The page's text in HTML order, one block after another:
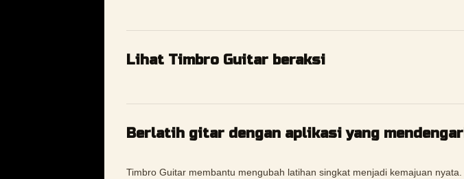
Lihat Timbro Guitar beraksi
Berlatih gitar dengan aplikasi yang
Timbro Guitar membantu mengubah latihan singkat menjadi kemajuan